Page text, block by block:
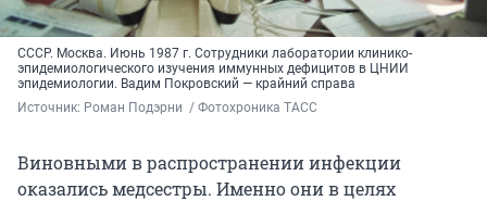
СССР. Москва. Июнь 1987 г. Сотрудники лаборатории клинико-
эпидемиологического изучения иммунных дефицитов в ЦНИИ
эпидемиологии. Вадим Покровский — крайний справа
Источник: Роман Подэрни  / Фотохроника ТАСС
Виновными в распространении инфекции
оказались медсестры. Именно они в целях